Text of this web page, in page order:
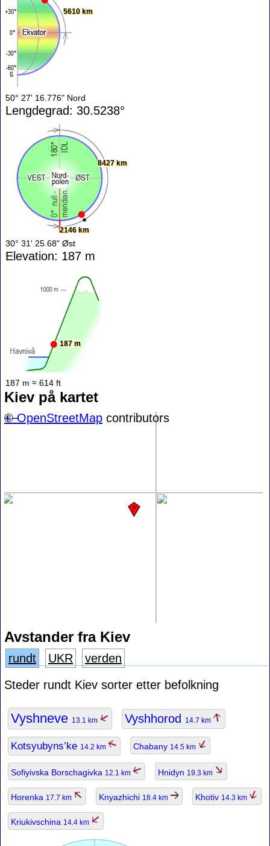
5610 km
50° 27' 16.776" Nord
Lengdegrad: 30.5238°
2146 km
8427 km
30° 31' 25.68" Øst
Elevation: 187 m
187 m
187 m ≈ 614 ft
Kiev på kartet
+−
©OpenStreetMap contributors
Avstander fra Kiev
rundt UKR
verden
Steder rundt Kiev sorter etter befolkning
Vyshneve 13.1 km Vyshhorod 14.7 km
Kotsyubyns’ke 14.2 km Chabany 14.5 km
Sofiyivska Borschagivka 12.1 km Hnidyn 19.3 km
Horenka 17.7 km Knyazhichi 18.4 km Khotiv 14.3 km
Kriukivschina 14.4 km